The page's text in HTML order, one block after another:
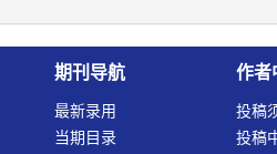
期刊导航
最新录用
当期目录
作者
投稿
投稿